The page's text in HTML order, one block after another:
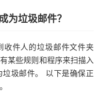
为垃圾邮件？
收件人的垃圾邮件文件夹
某些规则和程序来扫描入
圾邮件。 以下是确保正